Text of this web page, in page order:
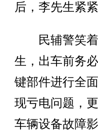
后，李先生紧
民辅警笑着
生，出车前务
键部件进行全
现亏电问题，
车辆设备故障